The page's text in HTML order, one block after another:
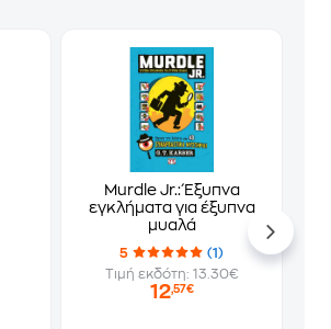
Murdle Jr.: Έξυπνα
εγκλήματα για έξυπνα
μυαλά
5
(1)
Τιμή εκδότη: 13.30€
12,57€